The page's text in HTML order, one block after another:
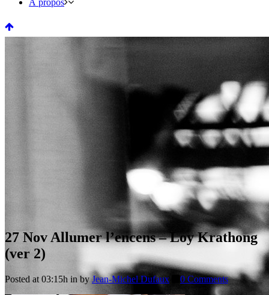
À propos
27 Nov Allumer l’encens – Loy Krathong
(ver 2)
Posted at 03:15h in byJean-Michel Dufaux 0 Comments